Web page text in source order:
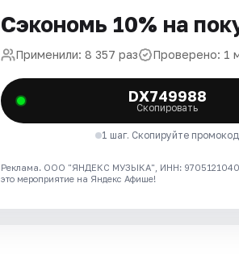
Сэкономь 10% на
Применили: 8 357 раз Проверено: 1
DX749988
Скопировать
1 шаг. Скопируйте промокод
Реклама. ООО "ЯНДЕКС МУЗЫКА", ИНН: 9705121040
это мероприятие на Яндекс Афише!